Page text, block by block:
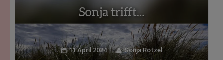
11 April 2024 Sonja Rötzel